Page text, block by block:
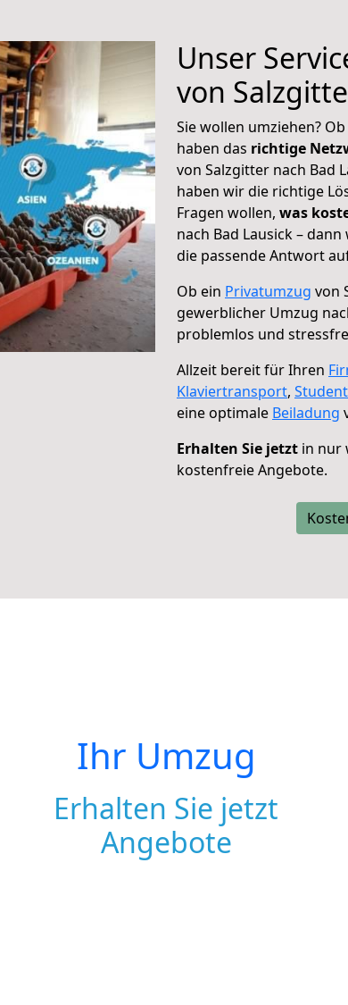
Unser
von
Sie wollen umziehen?
haben das richtige
von Salzgitter nach Bad
haben wir die richtige
Fragen wollen, was
nach Bad Lausick –
die passende Antwort
Ob ein Privatumzug von
gewerblicher Umzug
problemlos und
Allzeit bereit für Ihren
Klaviertransport,
eine optimale Beiladung
Erhalten Sie jetzt in nur
kostenfreie Angebote.
Ihr Umzug
Erhalten Sie jetzt
Angebote